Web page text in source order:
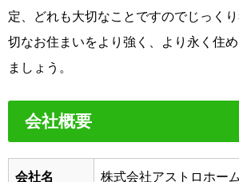
定、どれも大切なことですのでじっく
切なお住まいをより強く、より永く住
ましょう。
会社概要
会社名 株式会社アストロホーム